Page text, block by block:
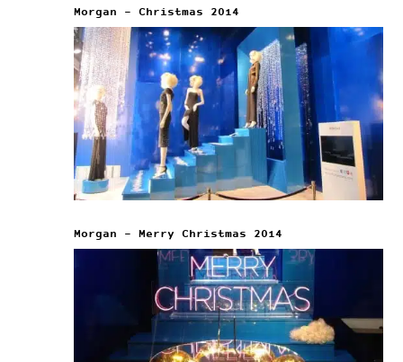
Morgan – Christmas 2014
Morgan – Merry Christmas 2014